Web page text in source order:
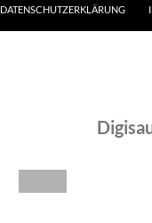
DATENSCHUTZERKLÄRUNG